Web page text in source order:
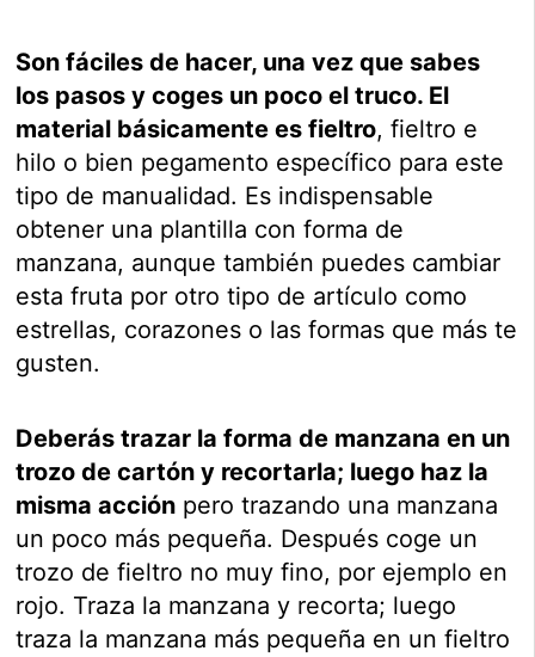
Son fáciles de hacer, una vez que sabes
los pasos y coges un poco el truco. El
material básicamente es fieltro, fieltro e
hilo o bien pegamento específico para este
tipo de manualidad. Es indispensable
obtener una plantilla con forma de
manzana, aunque también puedes cambiar
esta fruta por otro tipo de artículo como
estrellas, corazones o las formas que más te
gusten.
Deberás trazar la forma de manzana en un
trozo de cartón y recortarla; luego haz la
misma acción pero trazando una manzana
un poco más pequeña. Después coge un
trozo de fieltro no muy fino, por ejemplo en
rojo. Traza la manzana y recorta; luego
traza la manzana más pequeña en un fieltro